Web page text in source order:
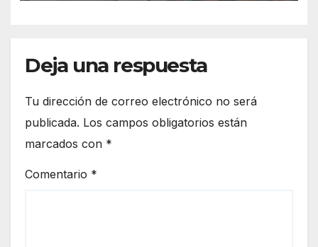
Deja una respuesta
Tu dirección de correo electrónico no será
publicada. Los campos obligatorios están
marcados con *
Comentario *